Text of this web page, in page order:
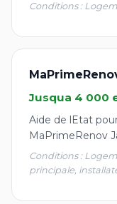
Conditions :
Jusqua 4 000
Aide de lEtat
MaPrimeRenov
Conditions :
principale,